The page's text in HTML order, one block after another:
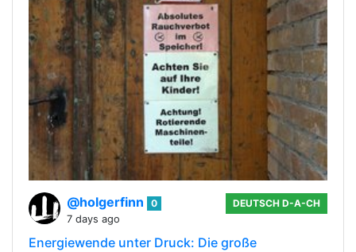
@holgerfinn
0
7 days ago
DEUTSCH D-A-CH
Energiewende unter Druck: Die große